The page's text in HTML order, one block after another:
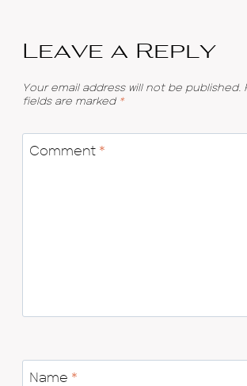
Leave a Reply
Your email address will not be published.
fields are marked *
Comment *
Name *